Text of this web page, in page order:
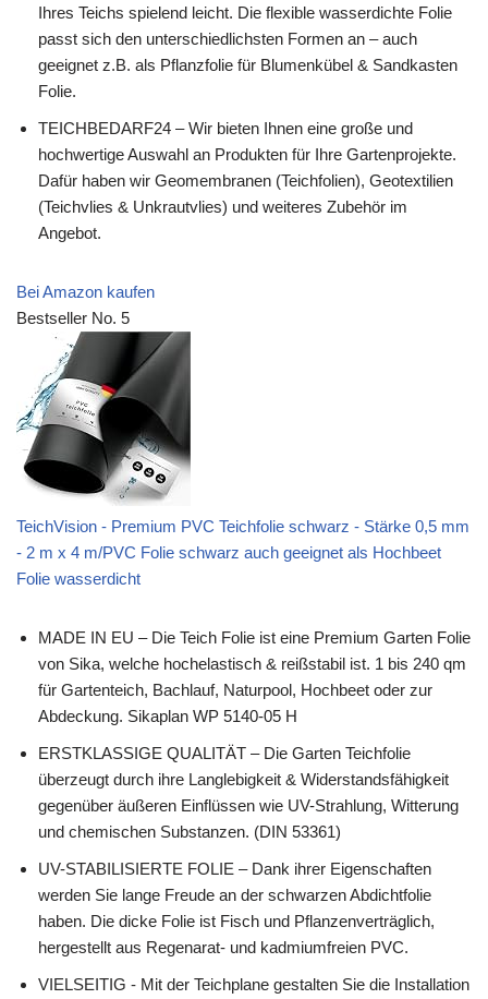
Ihres Teichs spielend leicht. Die flexible wasserdichte Folie
passt sich den unterschiedlichsten Formen an – auch
geeignet z.B. als Pflanzfolie für Blumenkübel & Sandkasten
Folie.
TEICHBEDARF24 – Wir bieten Ihnen eine große und
hochwertige Auswahl an Produkten für Ihre Gartenprojekte.
Dafür haben wir Geomembranen (Teichfolien), Geotextilien
(Teichvlies & Unkrautvlies) und weiteres Zubehör im
Angebot.
Bei Amazon kaufen
Bestseller No. 5
TeichVision - Premium PVC Teichfolie schwarz - Stärke 0,5 mm
- 2 m x 4 m/PVC Folie schwarz auch geeignet als Hochbeet
Folie wasserdicht
MADE IN EU – Die Teich Folie ist eine Premium Garten Folie
von Sika, welche hochelastisch & reißstabil ist. 1 bis 240 qm
für Gartenteich, Bachlauf, Naturpool, Hochbeet oder zur
Abdeckung. Sikaplan WP 5140-05 H
ERSTKLASSIGE QUALITÄT – Die Garten Teichfolie
überzeugt durch ihre Langlebigkeit & Widerstandsfähigkeit
gegenüber äußeren Einflüssen wie UV-Strahlung, Witterung
und chemischen Substanzen. (DIN 53361)
UV-STABILISIERTE FOLIE – Dank ihrer Eigenschaften
werden Sie lange Freude an der schwarzen Abdichtfolie
haben. Die dicke Folie ist Fisch und Pflanzenverträglich,
hergestellt aus Regenarat- und kadmiumfreien PVC.
VIELSEITIG - Mit der Teichplane gestalten Sie die Installation